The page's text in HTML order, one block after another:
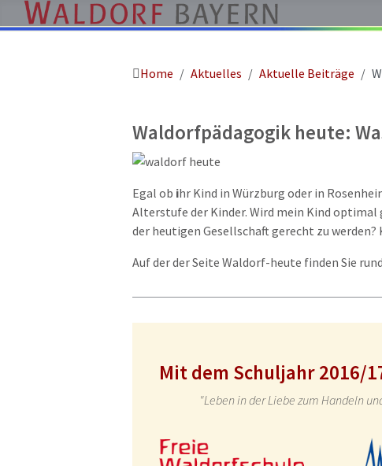
Home Aktuelles Aktuelle Beiträge
Waldorfpädagogik heute:
Egal ob ihr Kind in Würzburg oder in
Alterstufe der Kinder. Wird mein Kind
der heutigen Gesellschaft gerecht zu
Auf der der Seite Waldorf-heute finden Sie
Mit dem Schuljahr 2016/
"Leben in der Liebe zum Handeln